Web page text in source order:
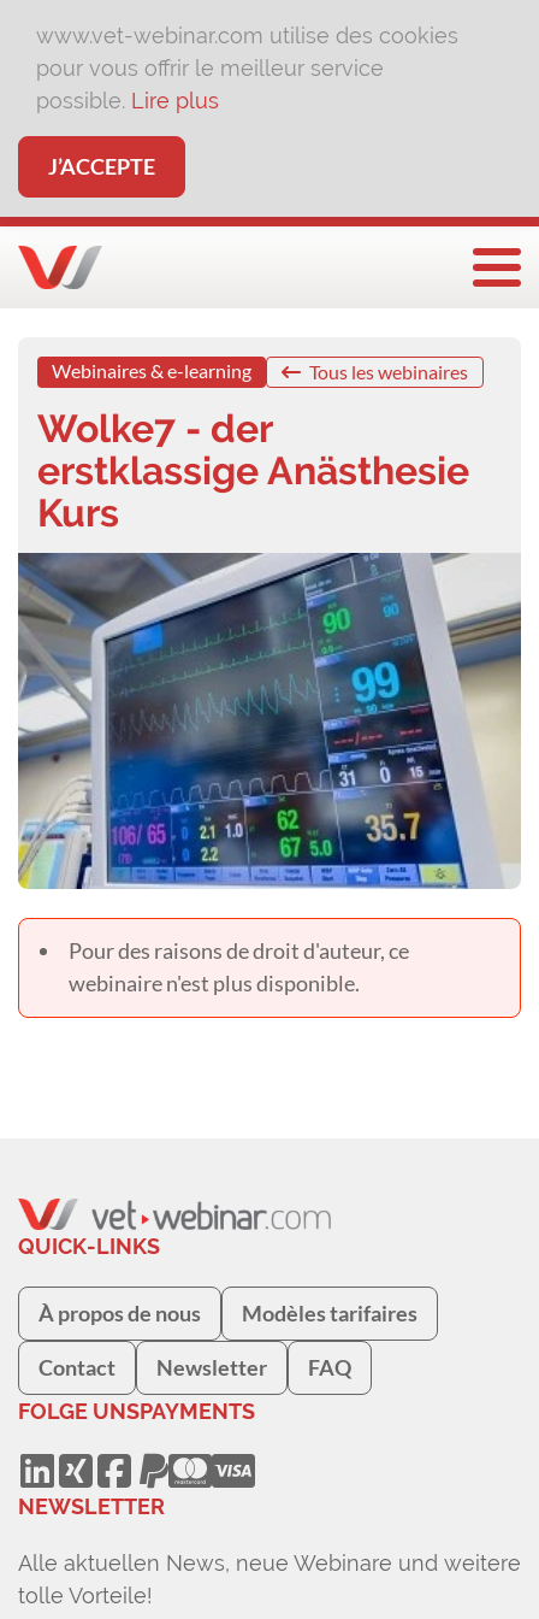
www.vet-webinar.com utilise des cookies
pour vous offrir le meilleur service
possible. Lire plus
J’ACCEPTE
Webinaires & e-learning Tous les webinaires
Wolke7 - der
erstklassige Anästhesie
Kurs
Pour des raisons de droit d'auteur, ce
webinaire n'est plus disponible.
QUICK-LINKS
À propos de nous Modèles tarifaires
Contact Newsletter FAQ
FOLGE UNSPAYMENTS
NEWSLETTER
Alle aktuellen News, neue Webinare und weitere
tolle Vorteile!